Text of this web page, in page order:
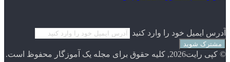
آدرس ایمیل خود را وارد کنید
© کپی رایت2026, کلیه حقوق برای مجله یک آموزگار محفوظ است.